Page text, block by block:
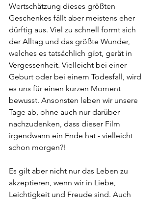
Wertschätzung dieses größten
Geschenkes fällt aber meistens eher
dürftig aus. Viel zu schnell formt sich
der Alltag und das größte Wunder,
welches es tatsächlich gibt, gerät in
Vergessenheit. Vielleicht bei einer
Geburt oder bei einem Todesfall, wird
es uns für einen kurzen Moment
bewusst. Ansonsten leben wir unsere
Tage ab, ohne auch nur darüber
nachzudenken, dass dieser Film
irgendwann ein Ende hat - vielleicht
schon morgen?!
Es gilt aber nicht nur das Leben zu
akzeptieren, wenn wir in Liebe,
Leichtigkeit und Freude sind. Auch